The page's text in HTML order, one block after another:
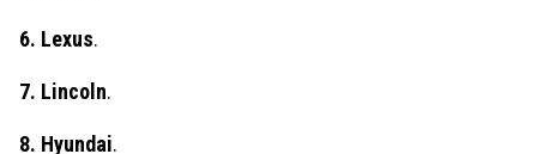
6. Lexus.
7. Lincoln.
8. Hyundai.